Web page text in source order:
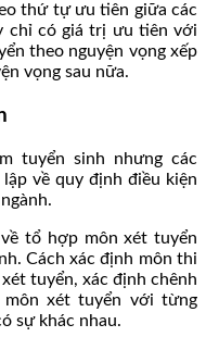
thứ tự ưu tiên giữa các
chỉ có giá trị ưu tiên với
theo nguyện vọng xếp
vọng sau nữa.
tuyển sinh nhưng các
về quy định điều kiện
tổ hợp môn xét tuyển
Cách xác định môn thi
tuyển, xác định chênh
môn xét tuyển với từng
sự khác nhau.